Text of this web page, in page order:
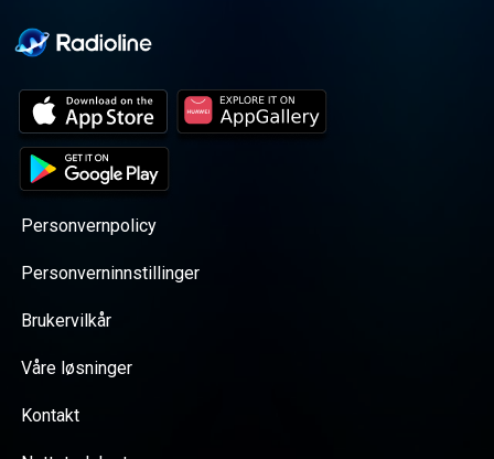
Personvernpolicy
Personverninnstillinger
Brukervilkår
Våre løsninger
Kontakt